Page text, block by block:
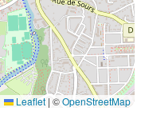
Leaflet | ©OpenStreetMap